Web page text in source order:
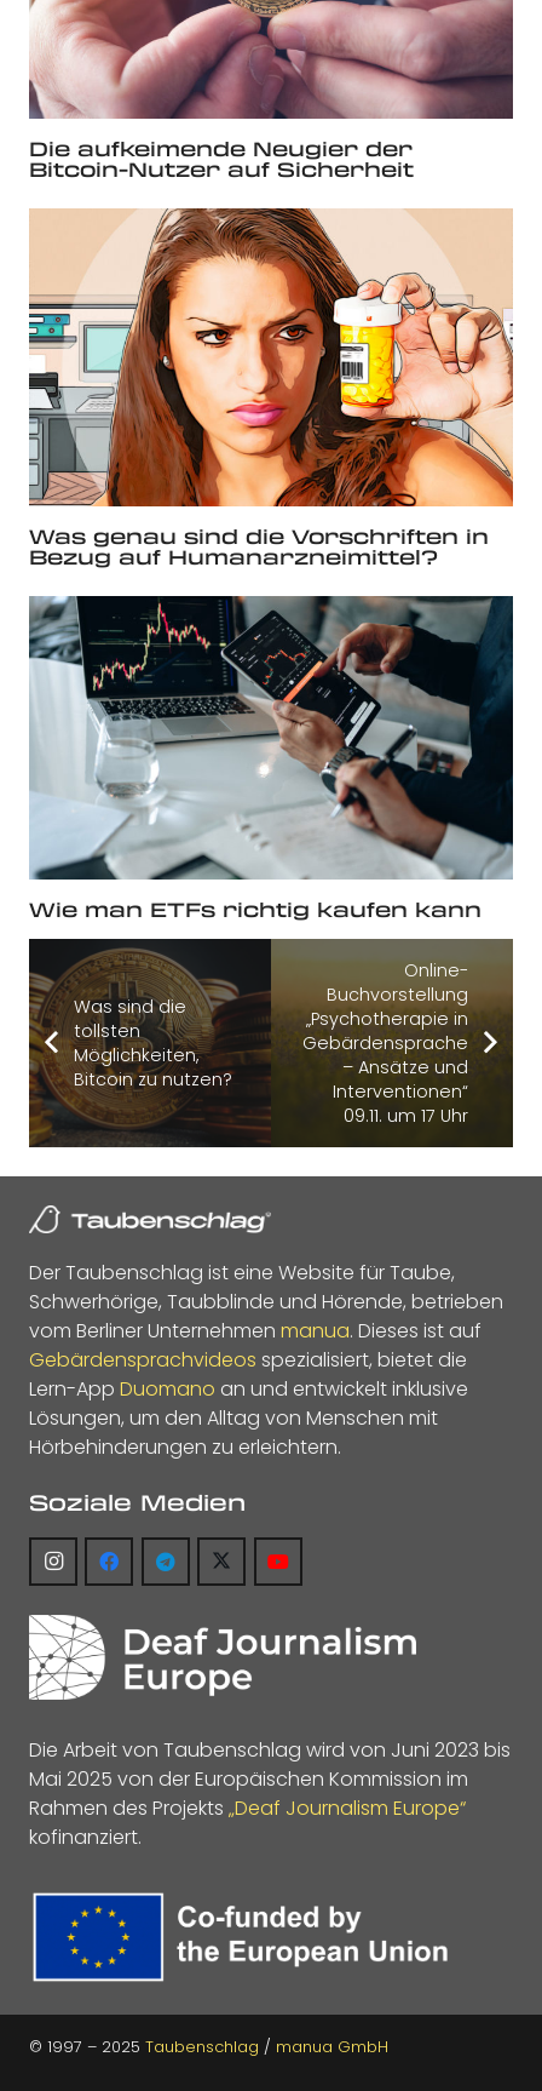
Die aufkeimende Neugier der
Bitcoin-Nutzer auf Sicherheit
Was genau sind die Vorschriften in
Bezug auf Humanarzneimittel?
Wie man ETFs richtig kaufen kann
Was sind die
tollsten
Möglichkeiten,
Bitcoin zu nutzen?
Online-
Buchvorstellung
„Psychotherapie in
Gebärdensprache
– Ansätze und
Interventionen“
09.11. um 17 Uhr
Der Taubenschlag ist eine Website für Taube,
Schwerhörige, Taubblinde und Hörende, betrieben
vom Berliner Unternehmen manua. Dieses ist auf
Gebärdensprachvideos spezialisiert, bietet die
Lern-App Duomano an und entwickelt inklusive
Lösungen, um den Alltag von Menschen mit
Hörbehinderungen zu erleichtern.
Soziale Medien
Die Arbeit von Taubenschlag wird von Juni 2023 bis
Mai 2025 von der Europäischen Kommission im
Rahmen des Projekts „Deaf Journalism Europe“
kofinanziert.
© 1997 – 2025 Taubenschlag / manua GmbH